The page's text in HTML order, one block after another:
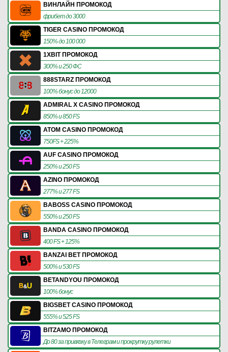
ВИНЛАЙН ПРОМОКОД
фрибет до 3000
TIGER CASINO ПРОМОКОД
150% до 100 000
1XBIT ПРОМОКОД
300% и 250 ФС
888STARZ ПРОМОКОД
100% бонус до 12000
ADMIRAL X CASINO ПРОМОКОД
850% и 850 FS
ATOM CASINO ПРОМОКОД
750FS + 225%
AUF CASINO ПРОМОКОД
250% и 250 FS
AZINO ПРОМОКОД
277% и 277 FS
BABOSS CASINO ПРОМОКОД
550% и 250 FS
BANDA CASINO ПРОМОКОД
400 FS + 125%
BANZAI BET ПРОМОКОД
500% и 530 FS
BETANDYOU ПРОМОКОД
100% бонус
BIGSBET CASINO ПРОМОКОД
555% и 525 FS
BITZAMO ПРОМОКОД
До 80 за привязку в Телеграм и прокрутку рулетки